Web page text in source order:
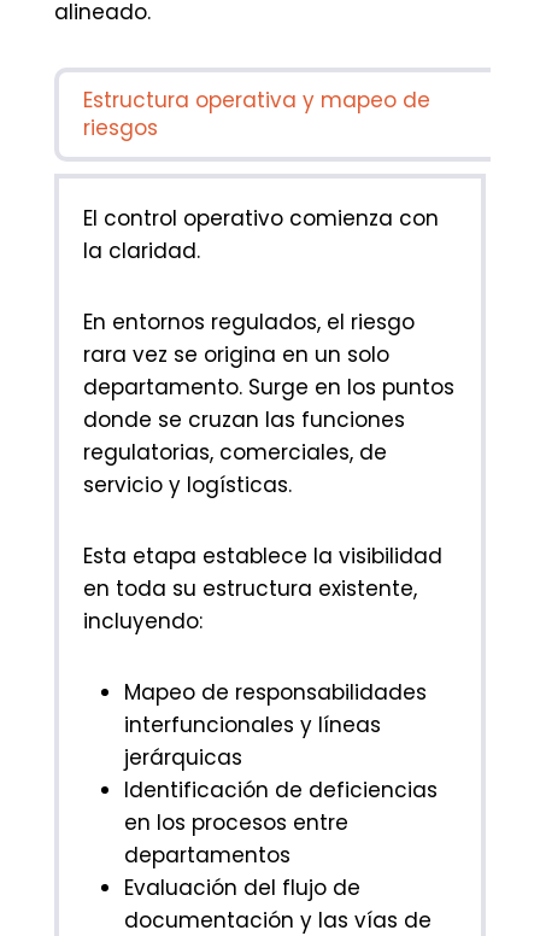
alineado.
Estructura operativa y mapeo de
riesgos
El control operativo comienza con
la claridad.
En entornos regulados, el riesgo
rara vez se origina en un solo
departamento. Surge en los puntos
donde se cruzan las funciones
regulatorias, comerciales, de
servicio y logísticas.
Esta etapa establece la visibilidad
en toda su estructura existente,
incluyendo:
Mapeo de responsabilidades
interfuncionales y líneas
jerárquicas
Identificación de deficiencias
en los procesos entre
departamentos
Evaluación del flujo de
documentación y las vías de